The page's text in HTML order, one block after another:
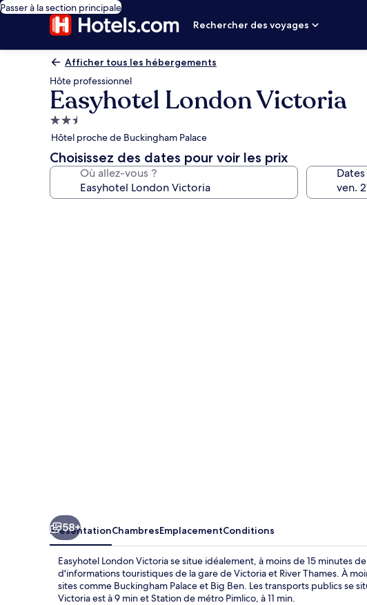
Passer à la section principale
Rechercher des voyages
Afficher tous les hébergements
Hôte professionnel
Easyhotel London Victoria
Hébergement
2.5 étoiles
Hôtel proche de Buckingham Palace
Choisissez des dates pour voir les prix
Où allez-vous ? Dates
58+
PrésentationChambresEmplacementConditions
Easyhotel London Victoria se situe idéalement, à moins de 15 minutes
d'informations touristiques de la gare de Victoria et River Thames. À
sites comme Buckingham Palace et Big Ben. Les transports publics se
Victoria est à 9 min et Station de métro Pimlico, à 11 min.